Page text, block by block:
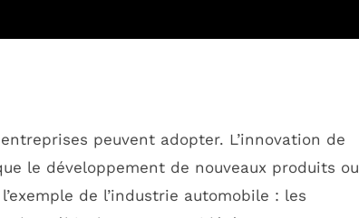
peuvent adopter. L’innovation de
le développement de nouveaux produits ou
de l’industrie automobile : les